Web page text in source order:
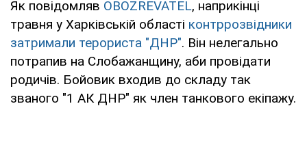
Як повідомляв OBOZREVATEL, наприкінці
травня у Харківській області контррозвідники
затримали терориста "ДНР". Він нелегально
потрапив на Слобажанщину, аби провідати
родичів. Бойовик входив до складу так
званого "1 АК ДНР" як член танкового екіпажу.